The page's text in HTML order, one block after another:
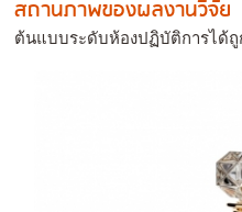
สถานภาพของผลงานวิจัย
ต้นแบบระดับห้องปฏิบัติการได้ถู